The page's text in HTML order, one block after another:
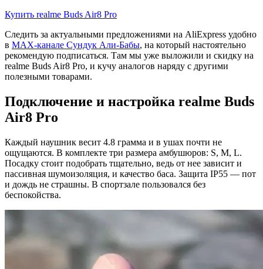
Купить realme Buds Air8 Pro
Следить за актуальными предложениями на AliExpress удобно
в MAX-канале Сундук Али-Бабы, на который настоятельно
рекомендую подписаться. Там мы уже выложили и скидку на
realme Buds Air8 Pro, и кучу аналогов наряду с другими
полезными товарами.
Подключение и настройка realme Buds
Air8 Pro
Каждый наушник весит 4.8 грамма и в ушах почти не
ощущаются. В комплекте три размера амбушюров: S, M, L.
Посадку стоит подобрать тщательно, ведь от нее зависит и
пассивная шумоизоляция, и качество баса. Защита IP55 — пот
и дождь не страшны. В спортзале пользовался без
беспокойства.